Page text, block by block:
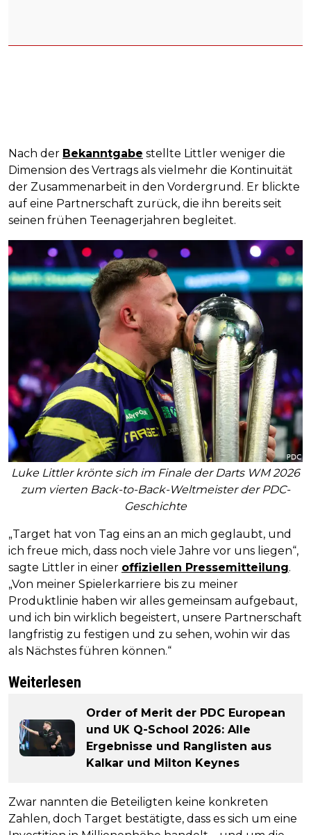
Nach der Bekanntgabe stellte Littler weniger die
Dimension des Vertrags als vielmehr die Kontinuität
der Zusammenarbeit in den Vordergrund. Er blickte
auf eine Partnerschaft zurück, die ihn bereits seit
seinen frühen Teenagerjahren begleitet.
Luke Littler krönte sich im Finale der Darts WM 2026
zum vierten Back-to-Back-Weltmeister der PDC-
Geschichte
„Target hat von Tag eins an an mich geglaubt, und
ich freue mich, dass noch viele Jahre vor uns liegen“,
sagte Littler in einer offiziellen Pressemitteilung.
„Von meiner Spielerkarriere bis zu meiner
Produktlinie haben wir alles gemeinsam aufgebaut,
und ich bin wirklich begeistert, unsere Partnerschaft
langfristig zu festigen und zu sehen, wohin wir das
als Nächstes führen können.“
Weiterlesen
Order of Merit der PDC European
und UK Q-School 2026: Alle
Ergebnisse und Ranglisten aus
Kalkar und Milton Keynes
Zwar nannten die Beteiligten keine konkreten
Zahlen, doch Target bestätigte, dass es sich um eine